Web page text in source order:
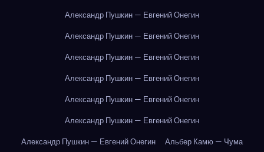
Александр Пушкин — Евгений Онегин
Александр Пушкин — Евгений Онегин
Александр Пушкин — Евгений Онегин
Александр Пушкин — Евгений Онегин
Александр Пушкин — Евгений Онегин
Александр Пушкин — Евгений Онегин
Александр Пушкин — Евгений Онегин
Альбер Камю — Чума